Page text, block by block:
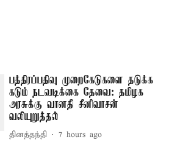
பத்திரப்பதிவு முறைகேடுகளை தடுக்க
கடும் நடவடிக்கை தேவை: தமிழக
அரசுக்கு வானதி சீனிவாசன்
வலியுறுத்தல்
தினத்தந்தி 7 hours ago